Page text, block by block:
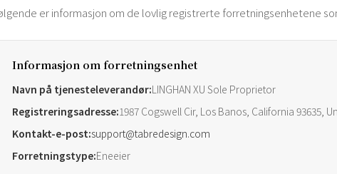
er informasjon om de lovlig registrerte forretningsenhetene
Informasjon om forretningsenhet
Navn på tjenesteleverandør:LINGHAN XU Sole Proprietor
Registreringsadresse:1987 Cogswell Cir, Los Banos, California 93635,
Kontakt-e-post:support@tabredesign.com
Forretningstype:Eneeier